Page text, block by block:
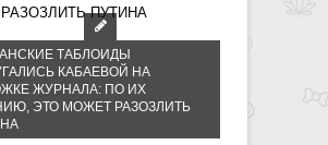
ПУТИНА
ТАБЛОИДЫ
КАБАЕВОЙ НА
ЖУРНАЛА: ПО ИХ
ЭТО МОЖЕТ РАЗОЗЛИТЬ